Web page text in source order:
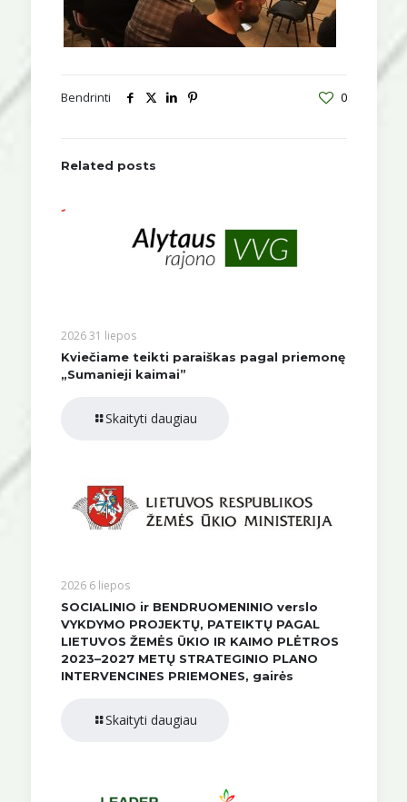
Bendrinti 0
Related posts
2026 31 liepos
Kviečiame teikti paraiškas pagal priemonę
„Sumanieji kaimai”
Skaityti daugiau
2026 6 liepos
SOCIALINIO ir BENDRUOMENINIO verslo
VYKDYMO PROJEKTŲ, PATEIKTŲ PAGAL
LIETUVOS ŽEMĖS ŪKIO IR KAIMO PLĖTROS
2023–2027 METŲ STRATEGINIO PLANO
INTERVENCINES PRIEMONES, gairės
Skaityti daugiau